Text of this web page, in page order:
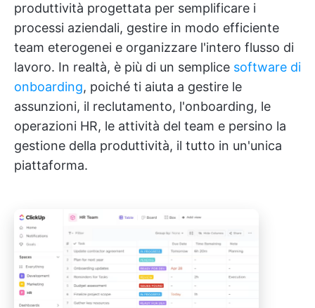
produttività progettata per semplificare i
processi aziendali, gestire in modo efficiente
team eterogenei e organizzare l'intero flusso di
lavoro. In realtà, è più di un semplice software di
onboarding, poiché ti aiuta a gestire le
assunzioni, il reclutamento, l'onboarding, le
operazioni HR, le attività del team e persino la
gestione della produttività, il tutto in un'unica
piattaforma.